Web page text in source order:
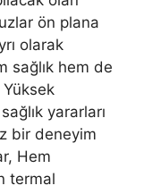
ön plana
olarak
sağlık hem de
yararları
bir deneyim
Hem
termal